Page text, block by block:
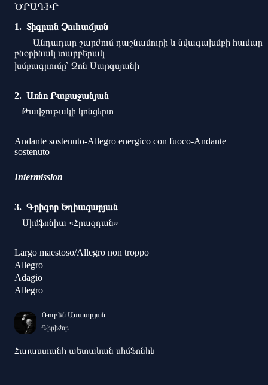
ԾՐԱԳԻՐ
Տիգրան Չուhաճյան
Անդադար շարժում դաշնամուրի և նվագախմբի համար
բնօրինակ տարբերակ
խմբագրումը՝ Ջոն Սարգսյանի
Առնո Բաբաջանյան
Թավջութակի կոնցերտ
Andante sostenuto-Allegro energico con fuoco-Andante
sostenuto
Intermission
Գրիգոր Եղիազարյան
Սիմֆոնիա «Հրազդան»
Largo maestoso/Allegro non troppo
Allegro
Adagio
Allegro
Ռուբեն Ասատրյան
Դիրիժոր
Հայաստանի պետական սիմֆոնիկ